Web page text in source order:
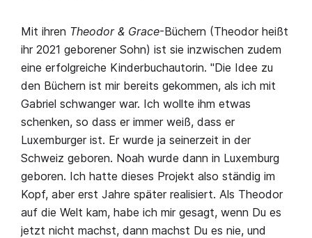
Mit ihren Theodor & Grace-Büchern (Theodor heißt
ihr 2021 geborener Sohn) ist sie inzwischen zudem
eine erfolgreiche Kinderbuchautorin. "Die Idee zu
den Büchern ist mir bereits gekommen, als ich mit
Gabriel schwanger war. Ich wollte ihm etwas
schenken, so dass er immer weiß, dass er
Luxemburger ist. Er wurde ja seinerzeit in der
Schweiz geboren. Noah wurde dann in Luxemburg
geboren. Ich hatte dieses Projekt also ständig im
Kopf, aber erst Jahre später realisiert. Als Theodor
auf die Welt kam, habe ich mir gesagt, wenn Du es
jetzt nicht machst, dann machst Du es nie, und